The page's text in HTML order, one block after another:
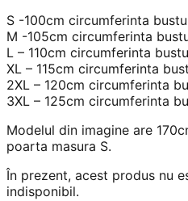
S -100cm circumferinta
M -105cm circumferinta
L – 110cm circumferinta
XL – 115cm circumferinta
2XL – 120cm circumferinta
3XL – 125cm circumferinta
Modelul din imagine are
poarta masura S.
În prezent, acest produs nu
indisponibil.